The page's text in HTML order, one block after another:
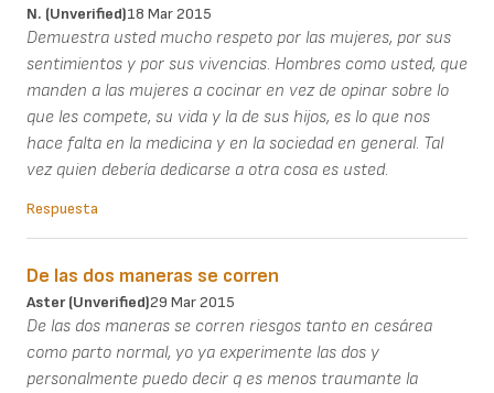
N. (unverified)18 Mar 2015
Demuestra usted mucho respeto por las mujeres, por sus
sentimientos y por sus vivencias. Hombres como usted, que
manden a las mujeres a cocinar en vez de opinar sobre lo
que les compete, su vida y la de sus hijos, es lo que nos
hace falta en la medicina y en la sociedad en general. Tal
vez quien debería dedicarse a otra cosa es usted.
Respuesta
De las dos maneras se corren
Aster (unverified)29 Mar 2015
De las dos maneras se corren riesgos tanto en cesárea
como parto normal, yo ya experimente las dos y
personalmente puedo decir q es menos traumante la